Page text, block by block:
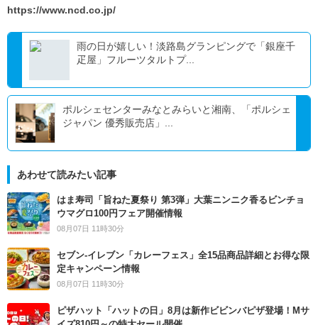
https://www.ncd.co.jp/
雨の日が嬉しい！淡路島グランピングで「銀座千
疋屋」フルーツタルトプ...
ポルシェセンターみなとみらいと湘南、「ポルシェ
ジャパン 優秀販売店」...
あわせて読みたい記事
はま寿司「旨ねた夏祭り 第3弾」大葉ニンニク香るビンチョ
ウマグロ100円フェア開催情報
08月07日 11時30分
セブン‐イレブン「カレーフェス」全15品商品詳細とお得な限
定キャンペーン情報
08月07日 11時30分
ピザハット「ハットの日」8月は新作ビビンバピザ登場！Mサ